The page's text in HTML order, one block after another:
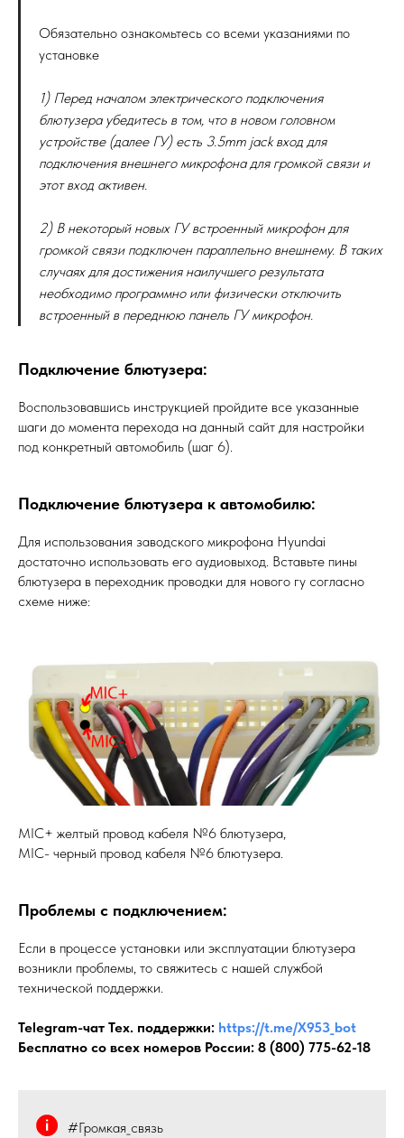
Обязательно ознакомьтесь со всеми указаниями по
установке
1) Перед началом электрического подключения
блютузера убедитесь в том, что в новом головном
устройстве (далее ГУ) есть 3.5mm jack вход для
подключения внешнего микрофона для громкой связи и
этот вход активен.
2) В некоторый новых ГУ встроенный микрофон для
громкой связи подключен параллельно внешнему. В таких
случаях для достижения наилучшего результата
необходимо программно или физически отключить
встроенный в переднюю панель ГУ микрофон.
Подключение блютузера:
Воспользовавшись инструкцией пройдите все указанные
шаги до момента перехода на данный сайт для настройки
под конкретный автомобиль (шаг 6).
Подключение блютузера к автомобилю:
Для использования заводского микрофона Hyundai
достаточно использовать его аудиовыход. Вставьте пины
блютузера в переходник проводки для нового гу согласно
схеме ниже:
MIC+ желтый провод кабеля №6 блютузера,
MIC- черный провод кабеля №6 блютузера.
Проблемы с подключением:
Если в процессе установки или эксплуатации блютузера
возникли проблемы, то свяжитесь с нашей службой
технической поддержки.
Telegram-чат Тех. поддержки: https://t.me/X953_bot
Бесплатно со всех номеров России: 8 (800) 775-62-18
#Громкая_связь